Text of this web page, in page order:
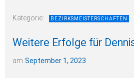
Kategorie: BEZIRKSMEISTERSCHAFTEN
Weitere Erfolge für
am September 1, 2023